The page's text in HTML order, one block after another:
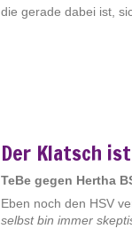
die gerade dabei ist,
Der Klatsch
TeBe gegen Hertha
Eben noch den HSV
selbst bin immer